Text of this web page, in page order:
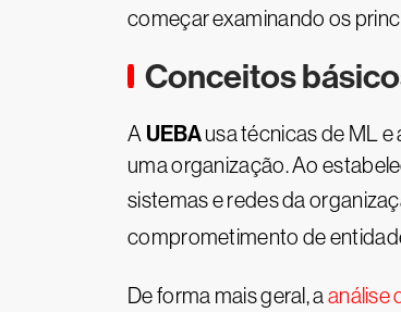
começar examinando os
Conceitos
A UEBAusa técnicas de ML e
uma organização. Ao
sistemas e redes da
comprometimento de
De forma mais geral, a análise